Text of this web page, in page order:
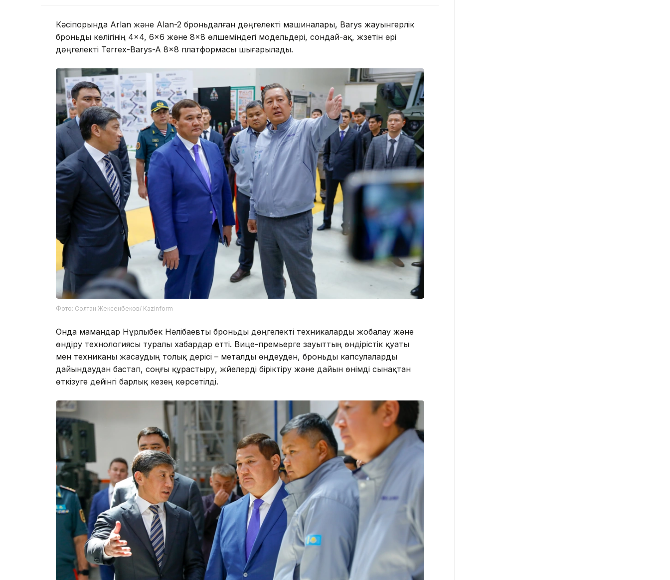
Кәсіпорында Arlan және Alan-2 броньдалған дөңгелекті машиналары, Barys жауынгерлік
броньды көлігінің 4×4, 6×6 және 8×8 өлшеміндегі модельдері, сондай-ақ, жүзетін әрі
дөңгелекті Terrex-Barys-A 8×8 платформасы шығарылады.
Фото: Солтан Жексенбеков/ Kazinform
Онда мамандар Нұрлыбек Нәлібаевты броньды дөңгелекті техникаларды жобалау және
өндіру технологиясы туралы хабардар етті. Вице-премьерге зауыттың өндірістік қуаты
мен техниканы жасаудың толық үдерісі – металды өңдеуден, броньды капсулаларды
дайындаудан бастап, соңғы құрастыру, жүйелерді біріктіру және дайын өнімді сынақтан
өткізуге дейінгі барлық кезең көрсетілді.